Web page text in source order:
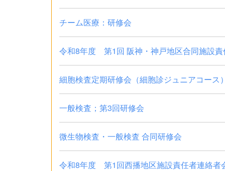
チーム医療：研修会
令和8年度 第1回 阪神・神戸地区合同施設責
細胞検査定期研修会（細胞診ジュニアコース
一般検査；第3回研修会
微生物検査・一般検査 合同研修会
令和8年度 第1回西播地区施設責任者連絡者